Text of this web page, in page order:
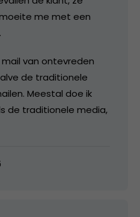
me met een
van ontevreden
de traditionele
Meestal doe ik
de traditionele media,